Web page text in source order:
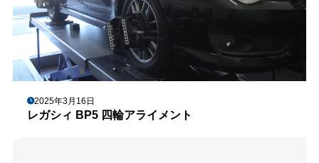
2025年3月16日
レガシィ BP5 四輪アライメント